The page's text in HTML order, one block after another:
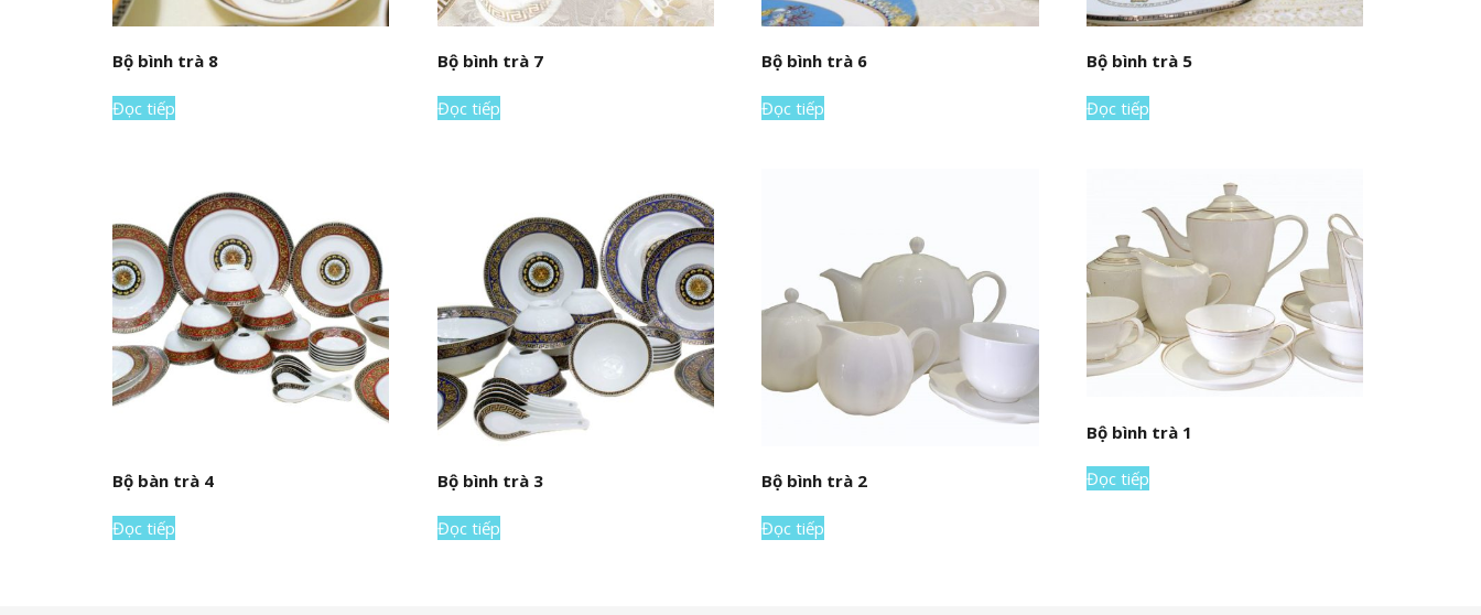
Bộ bình trà 8
Đọc tiếp
Bộ bình trà 7
Đọc tiếp
Bộ bình trà 6
Đọc tiếp
Bộ bình trà 5
Đọc tiếp
Bộ bàn trà 4
Đọc tiếp
Bộ bình trà 3
Đọc tiếp
Bộ bình trà 2
Đọc tiếp
Bộ bình trà 1
Đọc tiếp